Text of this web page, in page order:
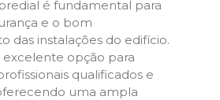
é fundamental para
e o bom
das instalações do edifício.
excelente opção para
qualificados e
uma ampla